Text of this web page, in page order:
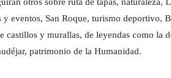
y eventos, San Roque, turismo deportivo,
castillos y murallas, de leyendas como la
patrimonio de la Humanidad.